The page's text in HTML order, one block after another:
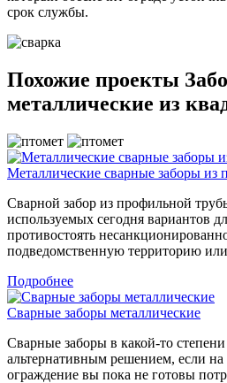
срок службы.
Похожие проекты
металлические из
Металлические сварные заборы из
Сварной забор из профильной
используемых сегодня вариантов
противостоять
подведомственную территорию
Подробнее
Сварные заборы металлические
Сварные заборы в какой-то
альтернативным решением, если на
ограждение вы пока не готовы